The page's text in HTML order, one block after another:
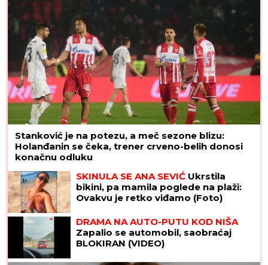
Stanković je na potezu, a meč sezone blizu:
Holanđanin se čeka, trener crveno-belih donosi
konačnu odluku
SKINULA SE ANA SEVIĆ Ukrstila
bikini, pa mamila poglede na plaži:
Ovakvu je retko viđamo (Foto)
DRAMA NA AUTO-PUTU KOD NIŠA
Zapalio se automobil, saobraćaj
BLOKIRAN (VIDEO)